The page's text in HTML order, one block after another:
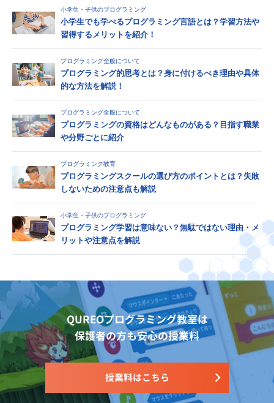
小学生・子供のプログラミング
小学生でも学べるプログラミング言語とは？学習方法や
習得するメリットを紹介！
プログラミング全般について
プログラミング的思考とは？身に付けるべき理由や具体
的な方法を解説！
プログラミング全般について
プログラミングの資格はどんなものがある？目指す職業
や分野ごとに紹介
プログラミング教育
プログラミングスクールの選び方のポイントとは？失敗
しないための注意点も解説
小学生・子供のプログラミング
プログラミング学習は意味ない？無駄ではない理由・メ
リットや注意点を解説
QUREOプログラミング教室は
保護者の方も安心の授業料
授業料はこちら